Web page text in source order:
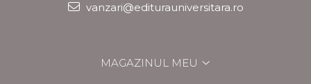
vanzari@editurauniversitara.ro
MAGAZINUL MEU